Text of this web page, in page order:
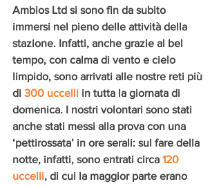
Ambios Ltd si sono fin da subito
immersi nel pieno delle attività della
stazione. Infatti, anche grazie al bel
tempo, con calma di vento e cielo
limpido, sono arrivati alle nostre reti più
di 300 uccelli in tutta la giornata di
domenica. I nostri volontari sono stati
anche stati messi alla prova con una
‘pettirossata’ in ore serali: sul fare della
notte, infatti, sono entrati circa 120
uccelli, di cui la maggior parte erano